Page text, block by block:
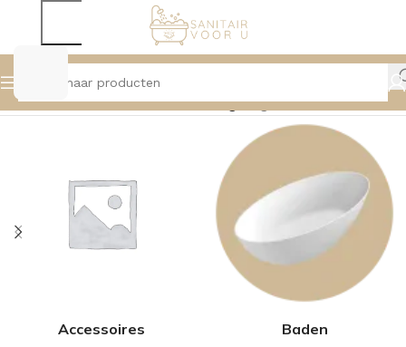
Home Product Materiaal Messing Pagina 2
Accessoires Baden